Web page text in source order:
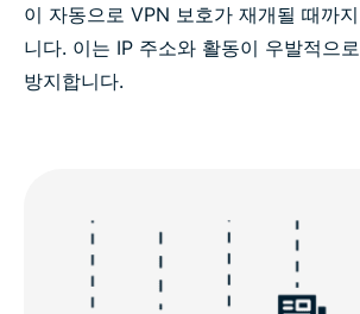
이 자동으로 VPN 보호가 재개될 때까
니다. 이는 IP 주소와 활동이 우발적으
방지합니다.